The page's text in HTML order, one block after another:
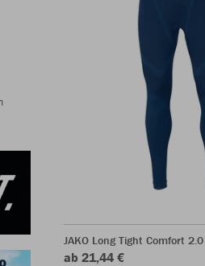
JAKO Long Tight Comfort 2.0
ab 21,44 €